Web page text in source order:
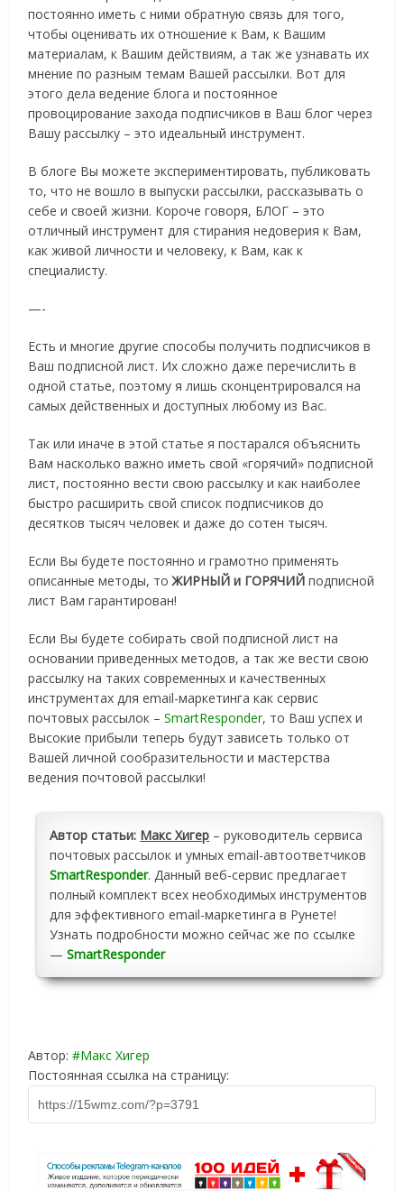
постоянно иметь с ними обратную связь для того,
чтобы оценивать их отношение к Вам, к Вашим
материалам, к Вашим действиям, а так же узнавать их
мнение по разным темам Вашей рассылки. Вот для
этого дела ведение блога и постоянное
провоцирование захода подписчиков в Ваш блог через
Вашу рассылку – это идеальный инструмент.
В блоге Вы можете экспериментировать, публиковать
то, что не вошло в выпуски рассылки, рассказывать о
себе и своей жизни. Короче говоря, БЛОГ – это
отличный инструмент для стирания недоверия к Вам,
как живой личности и человеку, к Вам, как к
специалисту.
—-
Есть и многие другие способы получить подписчиков в
Ваш подписной лист. Их сложно даже перечислить в
одной статье, поэтому я лишь сконцентрировался на
самых действенных и доступных любому из Вас.
Так или иначе в этой статье я постарался объяснить
Вам насколько важно иметь свой «горячий» подписной
лист, постоянно вести свою рассылку и как наиболее
быстро расширить свой список подписчиков до
десятков тысяч человек и даже до сотен тысяч.
Если Вы будете постоянно и грамотно применять
описанные методы, тоЖИРНЫЙ и ГОРЯЧИЙ подписной
лист Вам гарантирован!
Если Вы будете собирать свой подписной лист на
основании приведенных методов, а так же вести свою
рассылку на таких современных и качественных
инструментах для email-маркетинга как сервис
почтовых рассылок –SmartResponder, то Ваш успех и
Высокие прибыли теперь будут зависеть только от
Вашей личной сообразительности и мастерства
ведения почтовой рассылки!
Автор статьи: Макс Хигер – руководитель сервиса
почтовых рассылок и умных email-автоответчиков
SmartResponder. Данный веб-сервис предлагает
полный комплект всех необходимых инструментов
для эффективного email-маркетинга в Рунете!
Узнать подробности можно сейчас же по ссылке
—SmartResponder
Автор: Макс Хигер
Постоянная ссылка на страницу: